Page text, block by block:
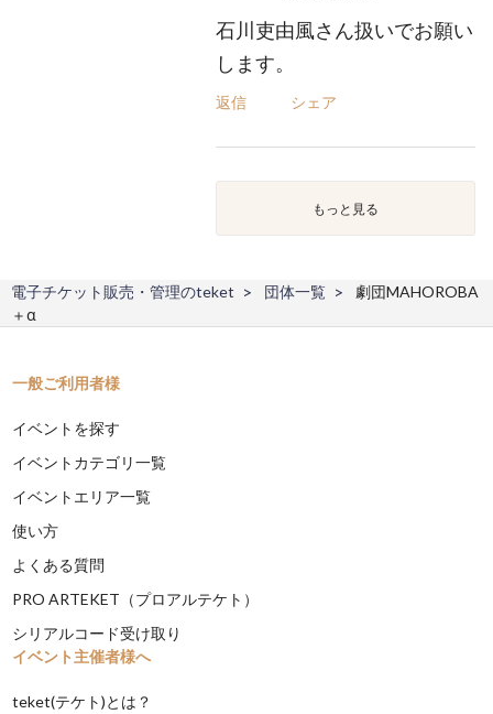
石川吏由風さん扱いでお願い
します。
返信 シェア
もっと見る
電子チケット販売・管理のteket 団体一覧
劇団MAHOROBA
＋α
一般ご利用者様
イベントを探す
イベントカテゴリ一覧
イベントエリア一覧
使い方
よくある質問
PRO ARTEKET（プロアルテケト）
シリアルコード受け取り
イベント主催者様へ
teket(テケト)とは？